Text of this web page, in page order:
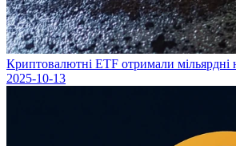
Криптовалютні ETF отримали
2025-10-13